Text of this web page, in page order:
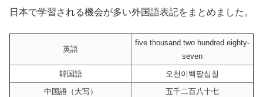
日本で学習される機会が多い外国語表記をまとめました。
英語
five thousand two hundred eighty-
seven
韓国語
오천이백팔십칠
中国語（大写）
五千二百八十七